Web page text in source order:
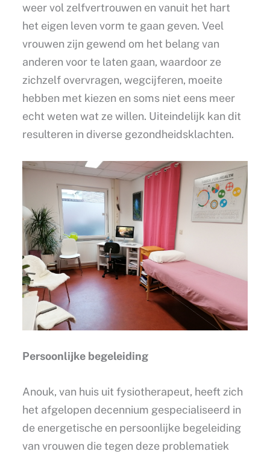
weer vol zelfvertrouwen en vanuit het hart
het eigen leven vorm te gaan geven. Veel
vrouwen zijn gewend om het belang van
anderen voor te laten gaan, waardoor ze
zichzelf overvragen, wegcijferen, moeite
hebben met kiezen en soms niet eens meer
echt weten wat ze willen. Uiteindelijk kan dit
resulteren in diverse gezondheidsklachten.
Persoonlijke begeleiding
Anouk, van huis uit fysiotherapeut, heeft zich
het afgelopen decennium gespecialiseerd in
de energetische en persoonlijke begeleiding
van vrouwen die tegen deze problematiek